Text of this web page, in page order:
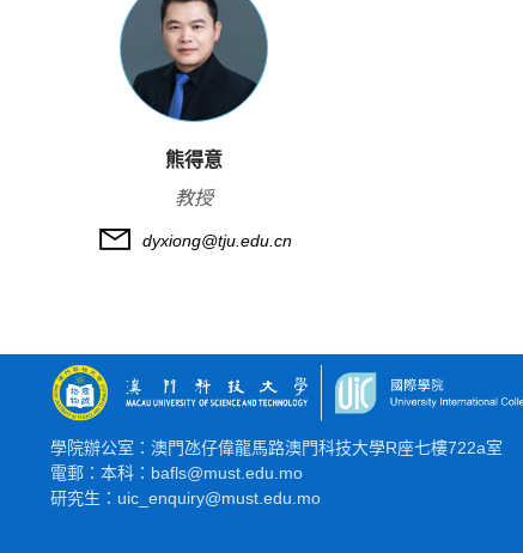
熊得意
教授
dyxiong@tju.edu.cn
學院辦公室：澳門氹仔偉龍馬路澳門科技大學R座七樓722a室
電郵：本科：bafls@must.edu.mo
研究生：uic_enquiry@must.edu.mo